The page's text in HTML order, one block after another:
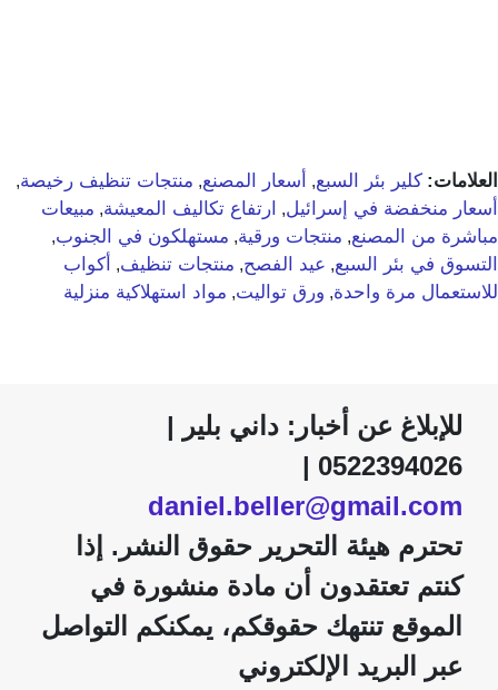
العلامات: كلير بئر السبع, أسعار المصنع, منتجات تنظيف رخيصة,
أسعار منخفضة في إسرائيل, ارتفاع تكاليف المعيشة, مبيعات
مباشرة من المصنع, منتجات ورقية, مستهلكون في الجنوب,
التسوق في بئر السبع, عيد الفصح, منتجات تنظيف, أكواب
للاستعمال مرة واحدة, ورق تواليت, مواد استهلاكية منزلية
للإبلاغ عن أخبار: داني بلير |
0522394026 |
daniel.beller@gmail.com
تحترم هيئة التحرير حقوق النشر. إذا
كنتم تعتقدون أن مادة منشورة في
الموقع تنتهك حقوقكم، يمكنكم التواصل
عبر البريد الإلكتروني